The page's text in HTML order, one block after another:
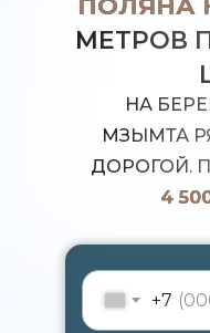
НА
МЗЫМТА
ДОРОГОЙ.
4
ПОЛЯНА
МЕТРОВ
+7